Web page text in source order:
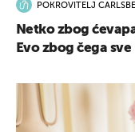
POKROVITELJ
Netko zbog
Evo zbog čega